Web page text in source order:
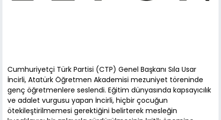
Cumhuriyetçi Türk Partisi (CTP) Genel Başkanı Sıla Usar
İncirli, Atatürk Öğretmen Akademisi mezuniyet töreninde
genç öğretmenlere seslendi. Eğitim dünyasında kapsayıcılık
ve adalet vurgusu yapan İncirli, hiçbir çocuğun
ötekileştirilmemesi gerektiğini belirterek mesleğin